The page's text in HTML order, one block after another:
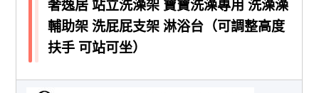
奢逸居 站立洗澡架 寶寶洗澡專用 洗澡澡
輔助架 洗屁屁支架 淋浴台（可調整高度
扶手 可站可坐）